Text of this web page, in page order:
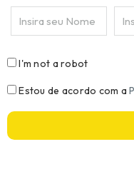
I'm not a robot
Estou de acordo com a